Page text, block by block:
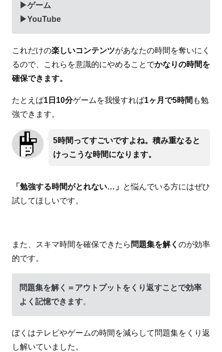
▶ゲーム
▶YouTube
これだけの楽しいコンテンツがあなたの時間を奪いにく
るので、これらを意識的にやめることでかなりの時間を
確保できます。
たとえば1日10分ゲームを我慢すれば1ヶ月で5時間 も勉
強できます。
5時間ってすごいですよね。積み重なると
けっこうな時間になります。
「勉強する時間がとれない…」 と悩んでいる方にはぜひ
試してほしいです。
また、スキマ時間を確保できたら 問題集を解く のが効率
的です。
問題集を解く＝アウトプットをくり返すことで効率
よく記憶できます。
ぼくはテレビやゲームの時間を減らして問題集をくり返
し解いていました。